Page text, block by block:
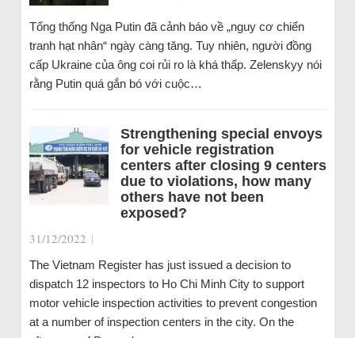
Tổng thống Nga Putin đã cảnh báo về „nguy cơ chiến
tranh hạt nhân“ ngày càng tăng. Tuy nhiên, người đồng
cấp Ukraine của ông coi rủi ro là khá thấp. Zelenskyy nói
rằng Putin quá gắn bó với cuộc…
Strengthening special envoys
for vehicle registration
centers after closing 9 centers
due to violations, how many
others have not been
exposed?
31/12/2022 |
The Vietnam Register has just issued a decision to
dispatch 12 inspectors to Ho Chi Minh City to support
motor vehicle inspection activities to prevent congestion
at a number of inspection centers in the city. On the